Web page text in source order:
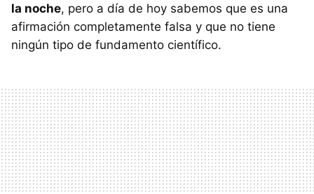
la noche, pero a día de hoy sabemos que es una
afirmación completamente falsa y que no tiene
ningún tipo de fundamento científico.